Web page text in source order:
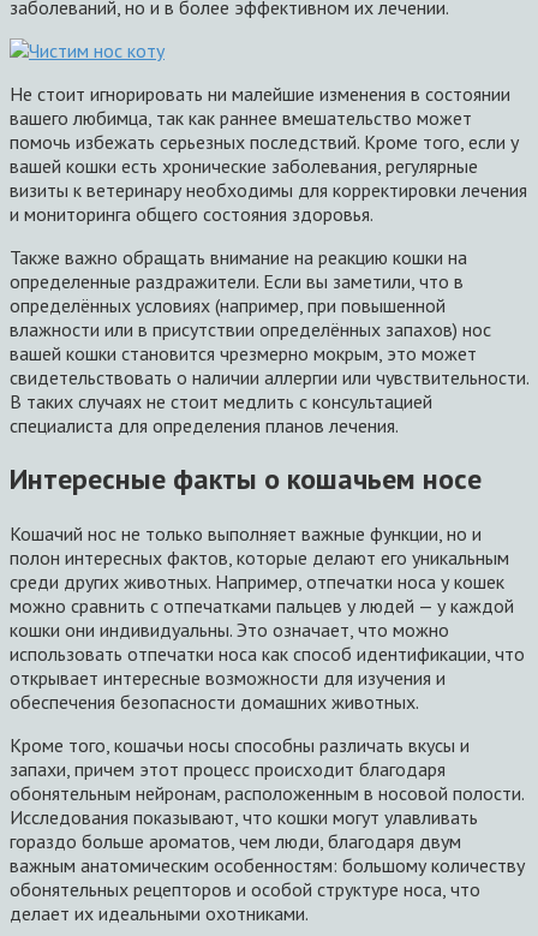
заболеваний, но и в более эффективном их лечении.
Не стоит игнорировать ни малейшие изменения в состоянии
вашего любимца, так как раннее вмешательство может
помочь избежать серьезных последствий. Кроме того, если у
вашей кошки есть хронические заболевания, регулярные
визиты к ветеринару необходимы для корректировки лечения
и мониторинга общего состояния здоровья.
Также важно обращать внимание на реакцию кошки на
определенные раздражители. Если вы заметили, что в
определённых условиях (например, при повышенной
влажности или в присутствии определённых запахов) нос
вашей кошки становится чрезмерно мокрым, это может
свидетельствовать о наличии аллергии или чувствительности.
В таких случаях не стоит медлить с консультацией
специалиста для определения планов лечения.
Интересные факты о кошачьем носе
Кошачий нос не только выполняет важные функции, но и
полон интересных фактов, которые делают его уникальным
среди других животных. Например, отпечатки носа у кошек
можно сравнить с отпечатками пальцев у людей — у каждой
кошки они индивидуальны. Это означает, что можно
использовать отпечатки носа как способ идентификации, что
открывает интересные возможности для изучения и
обеспечения безопасности домашних животных.
Кроме того, кошачьи носы способны различать вкусы и
запахи, причем этот процесс происходит благодаря
обонятельным нейронам, расположенным в носовой полости.
Исследования показывают, что кошки могут улавливать
гораздо больше ароматов, чем люди, благодаря двум
важным анатомическим особенностям: большому количеству
обонятельных рецепторов и особой структуре носа, что
делает их идеальными охотниками.